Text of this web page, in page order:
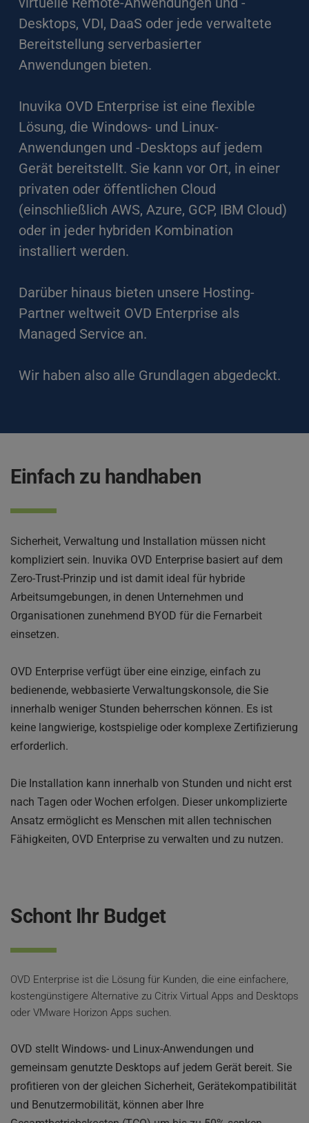
Desktops, VDI, DaaS oder jede verwaltete
Bereitstellung serverbasierter
Anwendungen bieten.
Inuvika OVD Enterprise ist eine flexible
Lösung, die Windows- und Linux-
Anwendungen und -Desktops auf jedem
Gerät bereitstellt. Sie kann vor Ort, in einer
privaten oder öffentlichen Cloud
(einschließlich AWS, Azure, GCP, IBM Cloud)
oder in jeder hybriden Kombination
installiert werden.
Darüber hinaus bieten unsere Hosting-
Partner weltweit OVD Enterprise als
Managed Service an.
Wir haben also alle Grundlagen abgedeckt.
Einfach zu handhaben
Sicherheit, Verwaltung und Installation müssen nicht
kompliziert sein. Inuvika OVD Enterprise basiert auf dem
Zero-Trust-Prinzip und ist damit ideal für hybride
Arbeitsumgebungen, in denen Unternehmen und
Organisationen zunehmend BYOD für die Fernarbeit
einsetzen.
OVD Enterprise verfügt über eine einzige, einfach zu
bedienende, webbasierte Verwaltungskonsole, die Sie
innerhalb weniger Stunden beherrschen können. Es ist
keine langwierige, kostspielige oder komplexe Zertifizierung
erforderlich.
Die Installation kann innerhalb von Stunden und nicht erst
nach Tagen oder Wochen erfolgen. Dieser unkomplizierte
Ansatz ermöglicht es Menschen mit allen technischen
Fähigkeiten, OVD Enterprise zu verwalten und zu nutzen.
Schont Ihr Budget
OVD Enterprise ist die Lösung für Kunden, die eine einfachere,
kostengünstigere Alternative zu Citrix Virtual Apps and Desktops
oder VMware Horizon Apps suchen.
OVD stellt Windows- und Linux-Anwendungen und
gemeinsam genutzte Desktops auf jedem Gerät bereit. Sie
profitieren von der gleichen Sicherheit, Gerätekompatibilität
und Benutzermobilität, können aber Ihre